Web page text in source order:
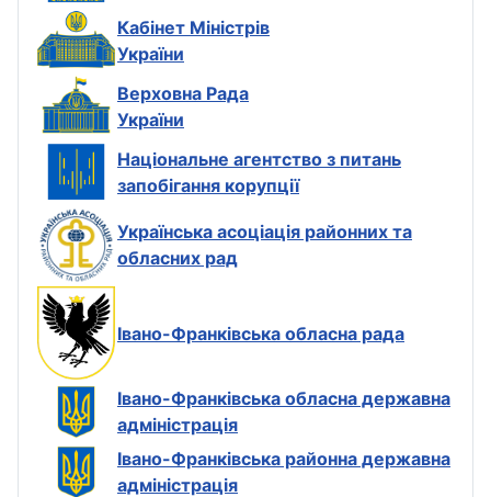
Кабінет Міністрів
України
Верховна Рада
України
Національне агентство з питань
запобігання корупції
Українська асоціація районних та
обласних рад
Івано-Франківська обласна рада
Івано-Франківська обласна державна
адміністрація
Івано-Франківська районна державна
адміністрація